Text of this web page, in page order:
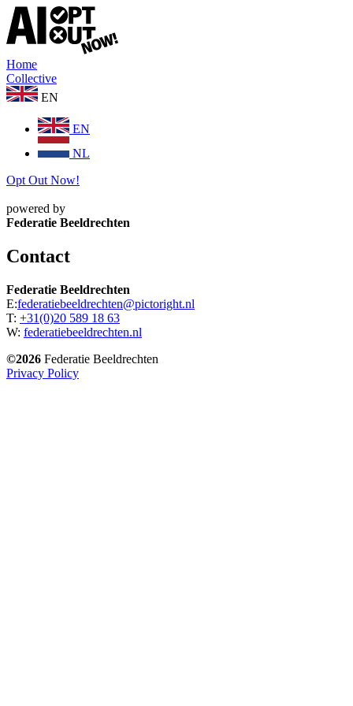
Home
Collective
EN
EN
NL
Opt Out Now!
powered by
Federatie Beeldrechten
Contact
Federatie Beeldrechten
E:federatiebeeldrechten@pictoright.nl
T: +31(0)20 589 18 63
W: federatiebeeldrechten.nl
©2026 Federatie Beeldrechten
Privacy Policy